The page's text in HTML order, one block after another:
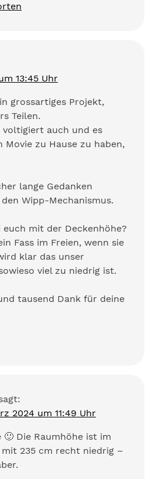
13:45 Uhr
grossartiges Projekt,
Teilen.
voltigiert auch und es
Movie zu Hause zu haben,
lange Gedanken
Wipp-Mechanismus.
euch mit der Deckenhöhe?
Fass im Freien, wenn sie
klar das unser
viel zu niedrig ist.
tausend Dank für deine
2024 um 11:49 Uhr
🙂 Die Raumhöhe ist im
mit 235 cm recht niedrig –